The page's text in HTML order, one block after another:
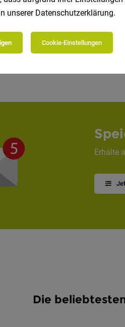
AG Vollzeit15.07.2026
Erhalte
Die
unserer Datenschutzerklärung.
Cookie-Einstellungen